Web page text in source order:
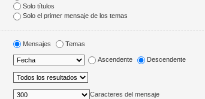
Solo títulos
Solo el primer mensaje de los temas
Mensajes Temas
Ascendente Descendente
Caracteres del mensaje